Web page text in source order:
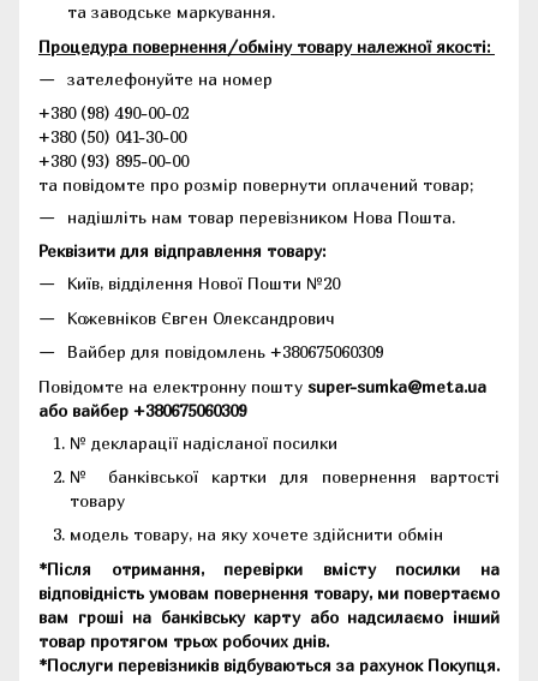
та заводське маркування.
Процедура повернення/обміну товару належної якості:
зателефонуйте на номер
+380 (98) 490-00-02
+380 (50) 041-30-00
+380 (93) 895-00-00
та повідомте про розмір повернути оплачений товар;
надішліть нам товар перевізником Нова Пошта.
Реквізити для відправлення товару:
Київ, відділення Нової Пошти №20
Кожевніков Євген Олександрович
Вайбер для повідомлень +380675060309
Повідомте на електронну пошту super-sumka@meta.ua
або вайбер +380675060309
№ декларації надісланої посилки
№ банківської картки для повернення вартості
товару
модель товару, на яку хочете здійснити обмін
*Після отримання, перевірки вмісту посилки на
відповідність умовам повернення товару, ми повертаємо
вам гроші на банківську карту або надсилаємо інший
товар протягом трьох робочих днів.
*Послуги перевізників відбуваються за рахунок Покупця.